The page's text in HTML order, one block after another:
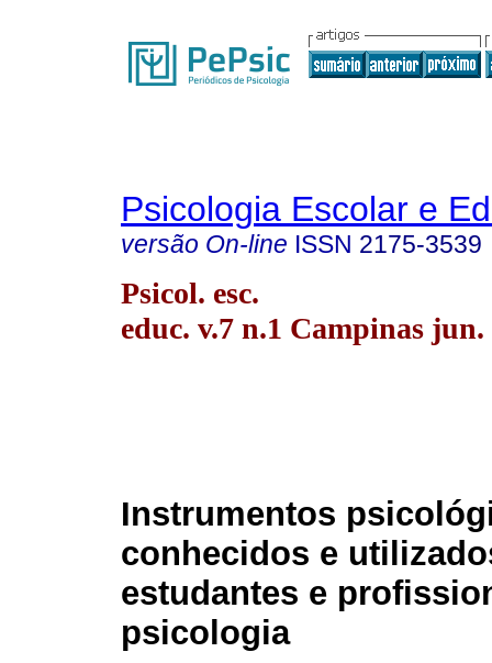
Psicologia Escolar e
versão On-line ISSN 2175-3539
Psicol. esc.
educ. v.7 n.1 Campinas jun.
Instrumentos
conhecidos e
estudantes e
psicologia